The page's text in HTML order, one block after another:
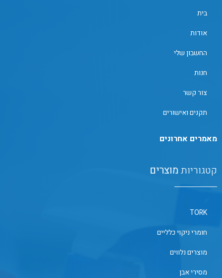
בית
אודות
החשבון שלי
חנות
צור קשר
תקנים ואישורים
מאמרים אחרונים
קטגוריות מוצרים
TORK
חומרי ניקוי כלליים
מוצרים נלווים
מסירי אבן